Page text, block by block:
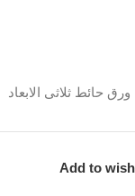
ورق حائط ثلاثى الابعاد
Add to